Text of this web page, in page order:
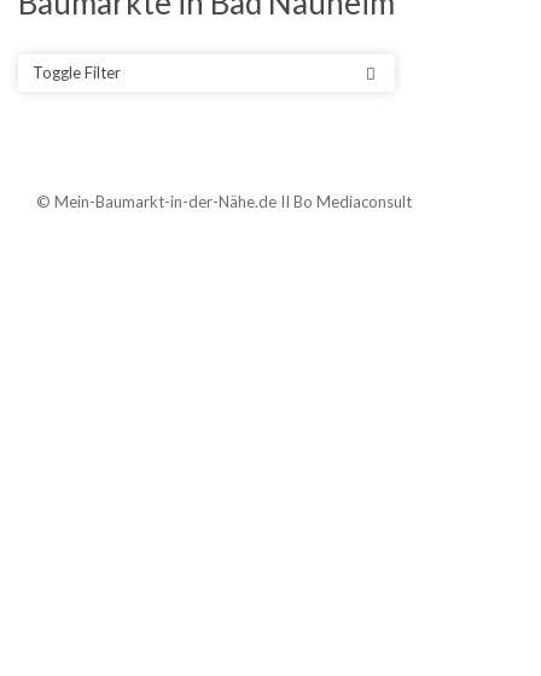
Toggle Filter
© Mein-Baumarkt-in-der-Nähe.de II Bo Mediaconsult